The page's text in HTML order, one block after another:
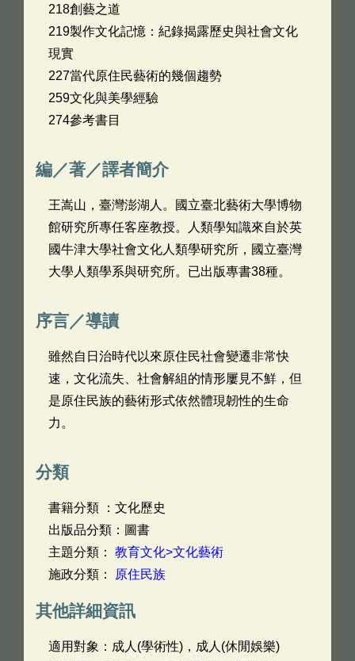
218創藝之道
219製作文化記憶：紀錄揭露歷史與社會文化
現實
227當代原住民藝術的幾個趨勢
259文化與美學經驗
274參考書目
編／著／譯者簡介
王嵩山，臺灣澎湖人。國立臺北藝術大學博物
館研究所專任客座教授。人類學知識來自於英
國牛津大學社會文化人類學研究所，國立臺灣
大學人類學系與研究所。已出版專書38種。
序言／導讀
雖然自日治時代以來原住民社會變遷非常快
速，文化流失、社會解組的情形屢見不鮮，但
是原住民族的藝術形式依然體現韌性的生命
力。
分類
書籍分類 ：文化歷史
出版品分類：圖書
主題分類： 教育文化>文化藝術
施政分類：
原住民族
其他詳細資訊
適用對象：成人(學術性)，成人(休閒娛樂)